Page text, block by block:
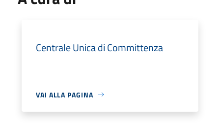
Centrale Unica di Committenza
VAI ALLA PAGINA